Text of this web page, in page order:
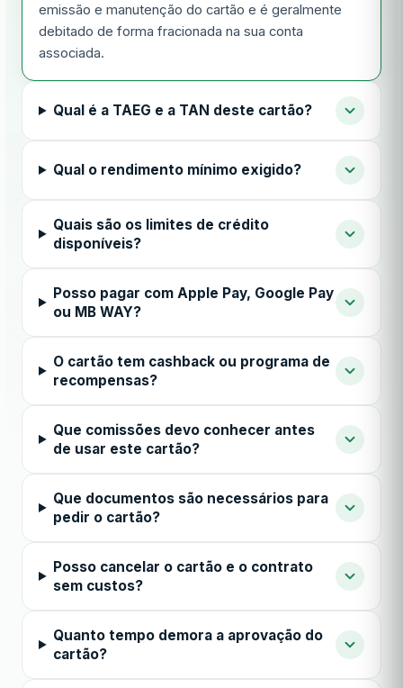
emissão e manutenção do cartão e é geralmente
debitado de forma fracionada na sua conta
associada.
Qual é a TAEG e a TAN deste cartão?
Qual o rendimento mínimo exigido?
Quais são os limites de crédito
disponíveis?
Posso pagar com Apple Pay, Google Pay
ou MB WAY?
O cartão tem cashback ou programa de
recompensas?
Que comissões devo conhecer antes
de usar este cartão?
Que documentos são necessários para
pedir o cartão?
Posso cancelar o cartão e o contrato
sem custos?
Quanto tempo demora a aprovação do
cartão?